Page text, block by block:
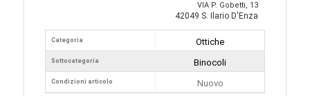
VIA P. Gobetti, 13
42049 S. Ilario D'Enza
Categoria
Sottocategoria
Condizioni articolo
Ottiche
Binocoli
Nuovo